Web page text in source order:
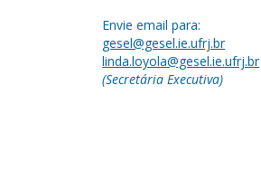
Envie email para:
gesel@gesel.ie.ufrj.br
linda.loyola@gesel.ie.ufrj.br
(Secretária Executiva)